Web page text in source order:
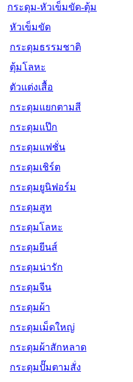
กระดุม-หัวเข็มขัด-ตุ้ม
หัวเข็มขัด
กระดุมธรรมชาติ
ตุ้มโลหะ
ตัวแต่งเสื้อ
กระดุมแยกตามสี
กระดุมแป๊ก
กระดุมแฟชั่น
กระดุมเชิร์ต
กระดุมยูนิฟอร์ม
กระดุมสูท
กระดุมโลหะ
กระดุมยีนส์
กระดุมน่ารัก
กระดุมจีน
กระดุมผ้า
กระดุมเม็ดใหญ่
กระดุมผ้าสักหลาด
กระดุมปั๊มตามสั่ง